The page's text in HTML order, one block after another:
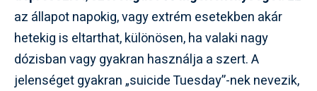
az állapot napokig, vagy extrém esetekben akár
hetekig is eltarthat, különösen, ha valaki nagy
dózisban vagy gyakran használja a szert. A
jelenséget gyakran „suicide Tuesday”-nek nevezik,